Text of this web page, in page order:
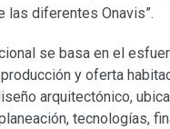
las diferentes Onavis”.
se basa en el
y oferta
arquitectónico,
tecnologías,